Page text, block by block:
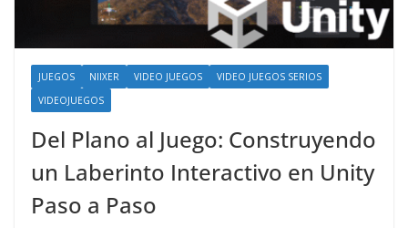
JUEGOS NIIXER VIDEO JUEGOS
VIDEO JUEGOS SERIOS
VIDEOJUEGOS
Del Plano al Juego: Construyendo
un Laberinto Interactivo en Unity
Paso a Paso